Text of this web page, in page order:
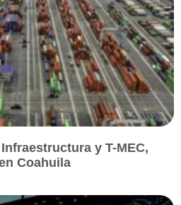
y T-MEC,
Coahuila